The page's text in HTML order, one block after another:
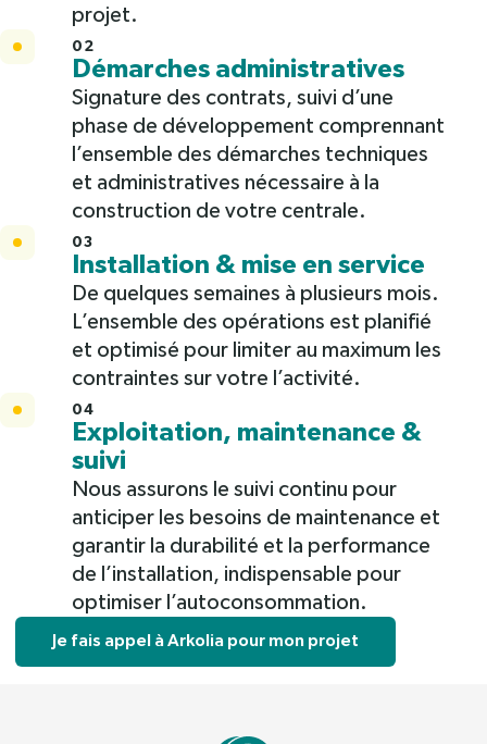
projet.
02
Démarches administratives
Signature des contrats, suivi d’une
phase de développement comprennant
l’ensemble des démarches techniques
et administratives nécessaire à la
construction de votre centrale.
03
Installation & mise en service
De quelques semaines à plusieurs mois.
L’ensemble des opérations est planifié
et optimisé pour limiter au maximum les
contraintes sur votre l’activité.
04
Exploitation, maintenance &
suivi
Nous assurons le suivi continu pour
anticiper les besoins de maintenance et
garantir la durabilité et la performance
de l’installation, indispensable pour
optimiser l’autoconsommation.
Je fais appel à Arkolia pour mon projet